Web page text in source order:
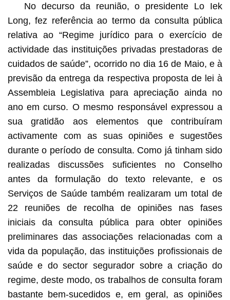
No decurso da reunião, o presidente Lo Iek
Long, fez referência ao termo da consulta pública
relativa ao “Regime jurídico para o exercício de
actividade das instituições privadas prestadoras de
cuidados de saúde”, ocorrido no dia 16 de Maio, e à
previsão da entrega da respectiva proposta de lei à
Assembleia Legislativa para apreciação ainda no
ano em curso. O mesmo responsável expressou a
sua gratidão aos elementos que contribuíram
activamente com as suas opiniões e sugestões
durante o período de consulta. Como já tinham sido
realizadas discussões suficientes no Conselho
antes da formulação do texto relevante, e os
Serviços de Saúde também realizaram um total de
22 reuniões de recolha de opiniões nas fases
iniciais da consulta pública para obter opiniões
preliminares das associações relacionadas com a
vida da população, das instituições profissionais de
saúde e do sector segurador sobre a criação do
regime, deste modo, os trabalhos de consulta foram
bastante bem-sucedidos e, em geral, as opiniões